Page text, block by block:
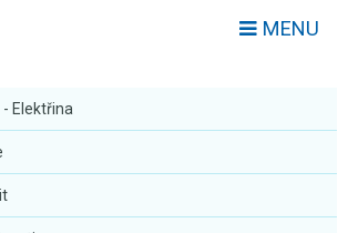
MENU
Elektřina